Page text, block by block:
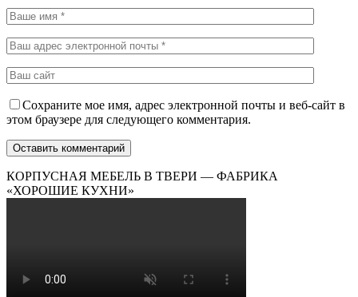
Сохраните мое имя, адрес электронной почты и веб-сайт в
этом браузере для следующего комментария.
КОРПУСНАЯ МЕБЕЛЬ В ТВЕРИ — ФАБРИКА
«ХОРОШИЕ КУХНИ»